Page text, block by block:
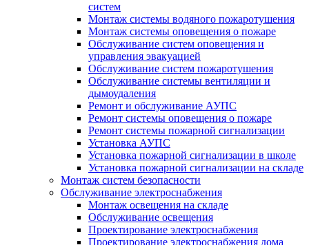
систем
Монтаж системы водяного пожаротушения
Монтаж системы оповещения о пожаре
Обслуживание систем оповещения и
управления эвакуацией
Обслуживание систем пожаротушения
Обслуживание системы вентиляции и
дымоудаления
Ремонт и обслуживание АУПС
Ремонт системы оповещения о пожаре
Ремонт системы пожарной сигнализации
Установка АУПС
Установка пожарной сигнализации в школе
Установка пожарной сигнализации на складе
Монтаж систем безопасности
Обслуживание электроснабжения
Монтаж освещения на складе
Обслуживание освещения
Проектирование электроснабжения
Проектирование электроснабжения дома